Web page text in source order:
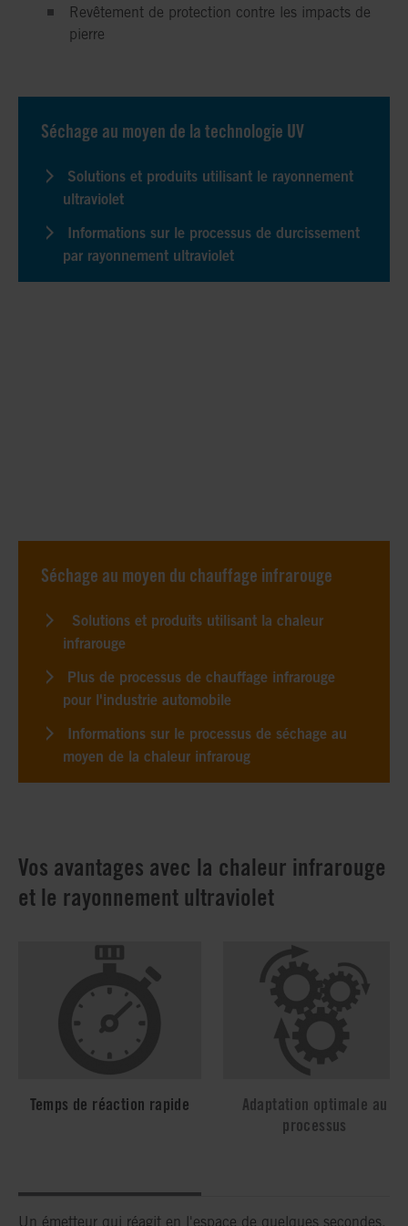
Revêtement de protection contre les impacts de
pierre
Séchage au moyen de la technologie UV
Solutions et produits utilisant le rayonnement
ultraviolet
Informations sur le processus de durcissement
par rayonnement ultraviolet
Séchage au moyen du chauffage infrarouge
Solutions et produits utilisant la chaleur
infrarouge
Plus de processus de chauffage infrarouge
pour l'industrie automobile
Informations sur le processus de séchage au
moyen de la chaleur infraroug
Vos avantages avec la chaleur infrarouge
et le rayonnement ultraviolet
Temps de réaction rapide
Adaptation optimale au
processus
Un émetteur qui réagit en l'espace de quelques secondes,
Les émetteurs qui, en termes de tension, de puissance, de
Quand le rayonnement ultraviolet et infrarouge est adapté
Nos spécialistes des applications vous conseilleront pour
Des systèmes infrarouges et UV puissants et adaptés avec